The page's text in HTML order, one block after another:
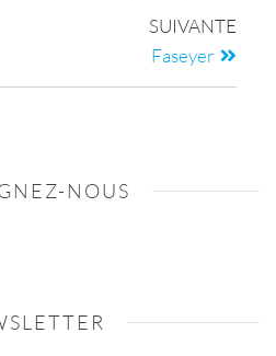
SUIVANTE
Faseyer
NOUS